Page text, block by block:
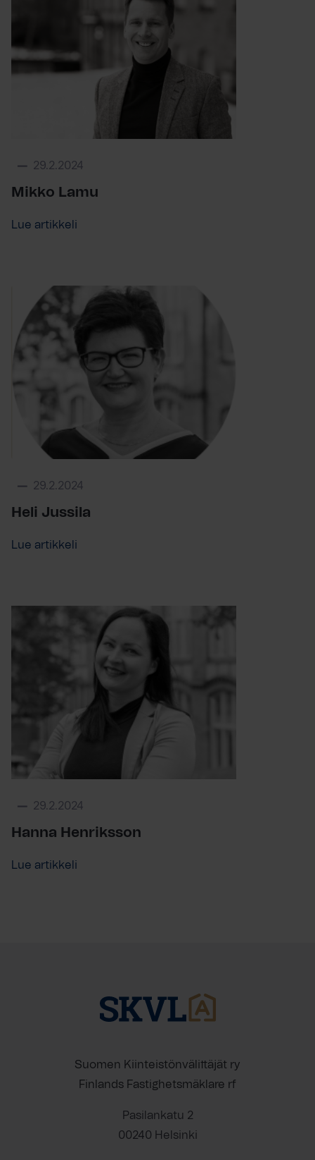
29.2.2024
Mikko Lamu
Lue artikkeli
29.2.2024
Heli Jussila
Lue artikkeli
29.2.2024
Hanna Henriksson
Lue artikkeli
Suomen Kiinteistönvälittäjät ry
Finlands Fastighetsmäklare rf
Pasilankatu 2
00240 Helsinki